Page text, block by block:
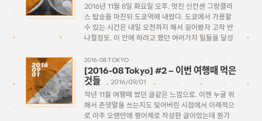
2016년 11월 8일 화요일 오후. 멋진 신칸센 그랑클라
스 탑승을 마친뒤 도쿄역에 내렸다. 도쿄에서 가용할
수 있는 시간은 내일 오전까지 해서 길어봤자 고작 반
나절정도. 이 안에 하려고 했던 여러가지 일들을 달성
주쿠로 이동해서, 가방을 드랍하기로 한다. […]
2016
09
01
2016-08 TOKYO
[2016-08 Tokyo] #2 – 이번 여행때 먹은
것들
2016/09/01
작년 11월 여행때 썼던 글같은 느낌으로. 이젠 누굴 위
해서 존댓말을 쓰는지도 잊어버린 시점에서 이례적으
로 아주 오랜만에 평어체로 작성한 글이었는데 뭔가